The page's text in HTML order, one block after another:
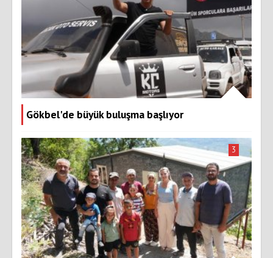
Gökbel'de büyük buluşma başlıyor
3